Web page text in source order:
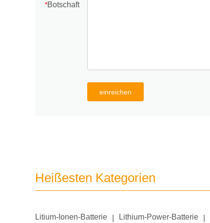
*Botschaft
einreichen
Heißesten Kategorien
Litium-Ionen-Batterie Lithium-Power-Batterie